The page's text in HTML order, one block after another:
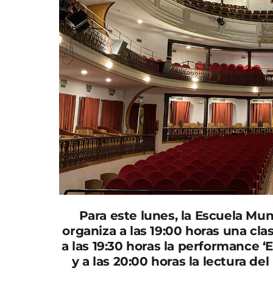
Para este lunes, la Escuela
organiza a las 19:00 horas una
a las 19:30 horas la performance
y a las 20:00 horas la lectura